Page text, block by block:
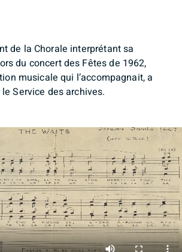
de la Chorale interprétant sa
du concert des Fêtes de 1962,
musicale qui l’accompagnait, a
Service des archives.